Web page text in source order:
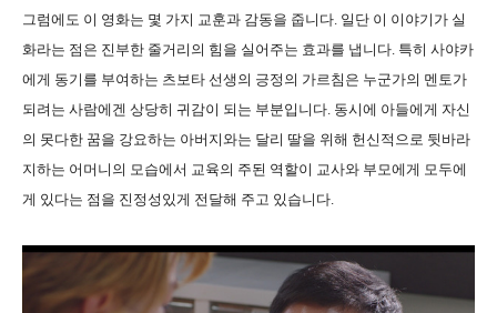
그럼에도 이 영화는 몇 가지 교훈과 감동을 줍니다. 일단 이 이야기가 실
화라는 점은 진부한 줄거리의 힘을 실어주는 효과를 냅니다. 특히 사야카
에게 동기를 부여하는 츠보타 선생의 긍정의 가르침은 누군가의 멘토가
되려는 사람에겐 상당히 귀감이 되는 부분입니다. 동시에 아들에게 자신
의 못다한 꿈을 강요하는 아버지와는 달리 딸을 위해 헌신적으로 뒷바라
지하는 어머니의 모습에서 교육의 주된 역할이 교사와 부모에게 모두에
게 있다는 점을 진정성있게 전달해 주고 있습니다.